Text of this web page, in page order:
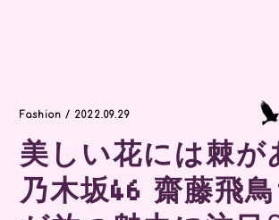
Fashion / 2022.09.29
美しい花には棘が
乃木坂46 齋藤飛